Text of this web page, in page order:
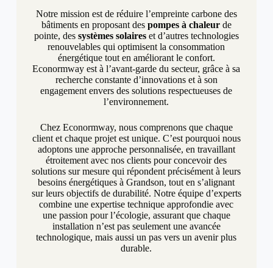
Notre mission est de réduire l’empreinte carbone des
bâtiments en proposant des pompes à chaleurde
pointe, des systèmes solaireset d’autres technologies
renouvelables qui optimisent la consommation
énergétique tout en améliorant le confort.
Econormway est à l’avant-garde du secteur, grâce à sa
recherche constante d’innovations et à son
engagement envers des solutions respectueuses de
l’environnement.
Chez Econormway, nous comprenons que chaque
client et chaque projet est unique. C’est pourquoi nous
adoptons une approche personnalisée, en travaillant
étroitement avec nos clients pour concevoir des
solutions sur mesure qui répondent précisément à leurs
besoins énergétiques à Grandson, tout en s’alignant
sur leurs objectifs de durabilité. Notre équipe d’experts
combine une expertise technique approfondie avec
une passion pour l’écologie, assurant que chaque
installation n’est pas seulement une avancée
technologique, mais aussi un pas vers un avenir plus
durable.